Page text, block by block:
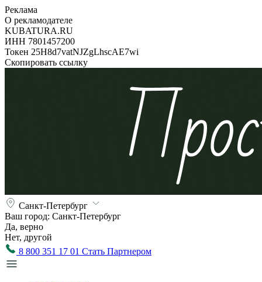
Реклама
О рекламодателе
KUBATURA.RU
ИНН 7801457200
Токен 25H8d7vatNJZgLhscAE7wi
Скопировать ссылку
Санкт-Петербург
Ваш город: Санкт-Петербург
Да, верно
Нет, другой
8 800 351 17 01 Стать Партнером